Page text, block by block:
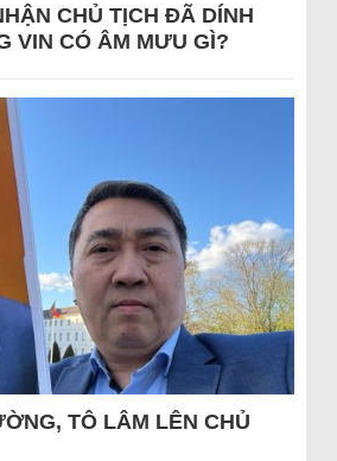
CHỦ TỊCH ĐÃ DÍNH
VIN CÓ ÂM MƯU GÌ?
TÔ LÂM LÊN CHỦ